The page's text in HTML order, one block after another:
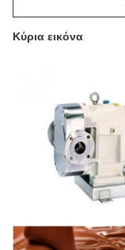
Κύρια εικόνα